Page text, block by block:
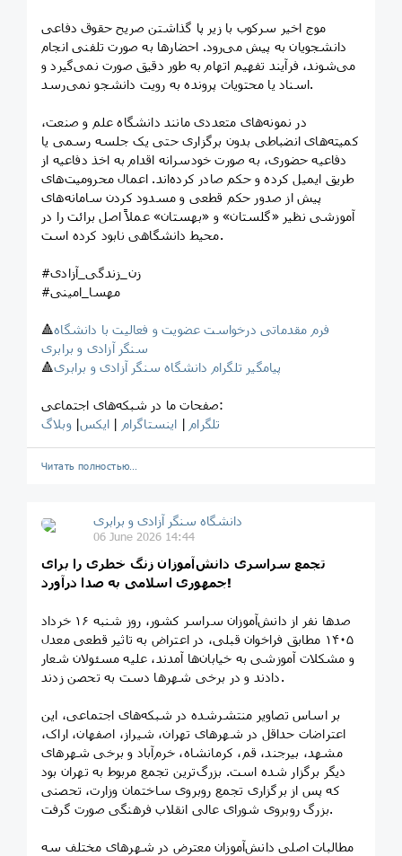
موج اخیر سرکوب با زیر پا گذاشتن صریح حقوق دفاعی
دانشجویان به پیش می‌رود. احضارها به صورت تلفنی انجام
می‌شوند، فرآیند تفهیم اتهام به طور دقیق صورت نمی‌گیرد و
اسناد یا محتویات پرونده به رویت دانشجو نمی‌رسد.
در نمونه‌های متعددی مانند دانشگاه علم و صنعت،
کمیته‌های انضباطی بدون برگزاری حتی یک جلسه رسمی یا
دفاعیه حضوری، به صورت خودسرانه اقدام به اخذ دفاعیه از
طریق ایمیل کرده و حکم صادر کرده‌اند. اعمال محرومیت‌های
پیش از صدور حکم قطعی و مسدود کردن سامانه‌های
آموزشی نظیر «گلستان» و «بهستان» عملاً اصل برائت را در
محیط دانشگاهی نابود کرده است.
#زن_زندگی_آزادی
#مهسا_امینی
🔺فرم مقدماتی درخواست عضویت و فعالیت با دانشگاه
سنگر آزادی و برابری
🔺پیامگیر تلگرام دانشگاه سنگر آزادی و برابری
صفحات ما در شبکه‌های اجتماعی:
تلگرام | اینستاگرام | ایکس|وبلاگ
Читать полностью…
‎دانشگاه سنگر آزادی و برابری
06 June 2026 14:44
تجمع سراسری دانش‌آموزان زنگ خطری را برای
جمهوری اسلامی به صدا درآورد!
صدها نفر از دانش‌آموزان سراسر کشور، روز شنبه ۱۶ خرداد
۱۴۰۵ مطابق فراخوان قبلی، در اعتراض به تاثیر قطعی معدل
و مشکلات آموزشی به خیابان‌ها آمدند، علیه مسئولان شعار
دادند و در برخی شهرها دست به تحصن زدند.
بر اساس تصاویر منتشرشده در شبکه‌های اجتماعی، این
اعتراضات حداقل در شهرهای تهران، شیراز، اصفهان، اراک،
مشهد، بیرجند، قم، کرمانشاه، خرم‌آباد و برخی شهرهای
دیگر برگزار شده است. بزرگ‌ترین تجمع مربوط به تهران بود
که پس از برگزاری تجمع روبروی ساختمان وزارت، تحصنی
بزرگ روبروی شورای عالی انقلاب فرهنگی صورت گرفت.
مطالبات اصلی دانش‌آموزان معترض در شهرهای مختلف سه